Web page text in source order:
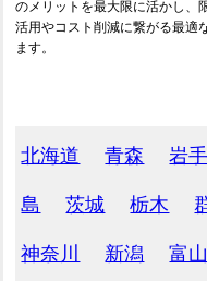
のメリットを最大限に活かし、
活用やコスト削減に繋がる最適
ます。
北海道 青森 岩手
島 茨城 栃木
神奈川 新潟 富山